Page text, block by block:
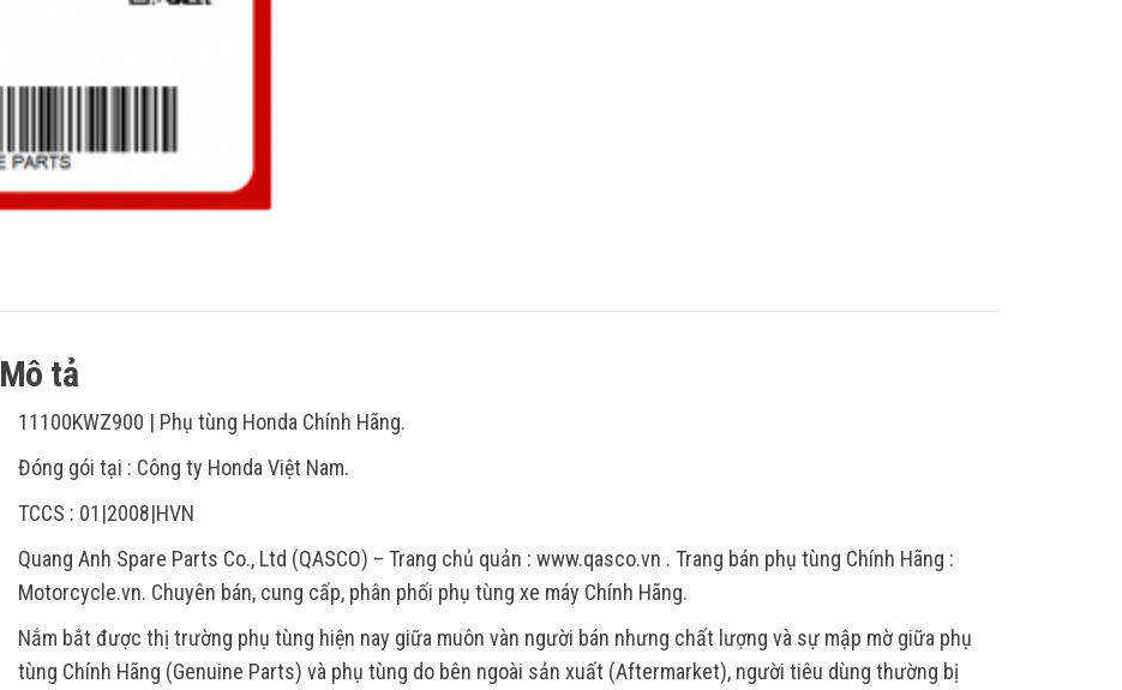
Mô tả
11100KWZ900 | Phụ tùng Honda Chính Hãng.
Đóng gói tại : Công ty Honda Việt Nam.
TCCS : 01|2008|HVN
Quang Anh Spare Parts Co., Ltd (QASCO) – Trang chủ quản : www.qasco.vn . Trang bán phụ tùng Chính Hãng :
Motorcycle.vn. Chuyên bán, cung cấp, phân phối phụ tùng xe máy Chính Hãng.
Nắm bắt được thị trường phụ tùng hiện nay giữa muôn vàn người bán nhưng chất lượng và sự mập mờ giữa phụ
tùng Chính Hãng (Genuine Parts) và phụ tùng do bên ngoài sản xuất (Aftermarket), người tiêu dùng thường bị